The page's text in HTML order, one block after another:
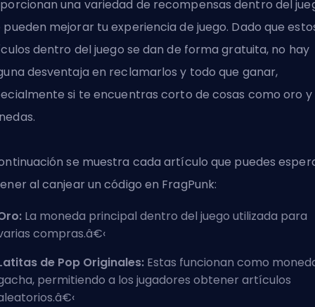
una variedad de recompensas dentro del
pueden mejorar tu experiencia de juego. Dado que
dentro del juego se dan de forma gratuita, no hay
desventaja en reclamarlos y todo que ganar,
si te encuentras corto de cosas como oro y
se muestra cada artículo que puedes
al canjear un código en FragPunk:
La moneda principal dentro del juego utilizada para
compras.â€‹
de Pop Originales: Estas funcionan como
permitiendo a los jugadores obtener artículos